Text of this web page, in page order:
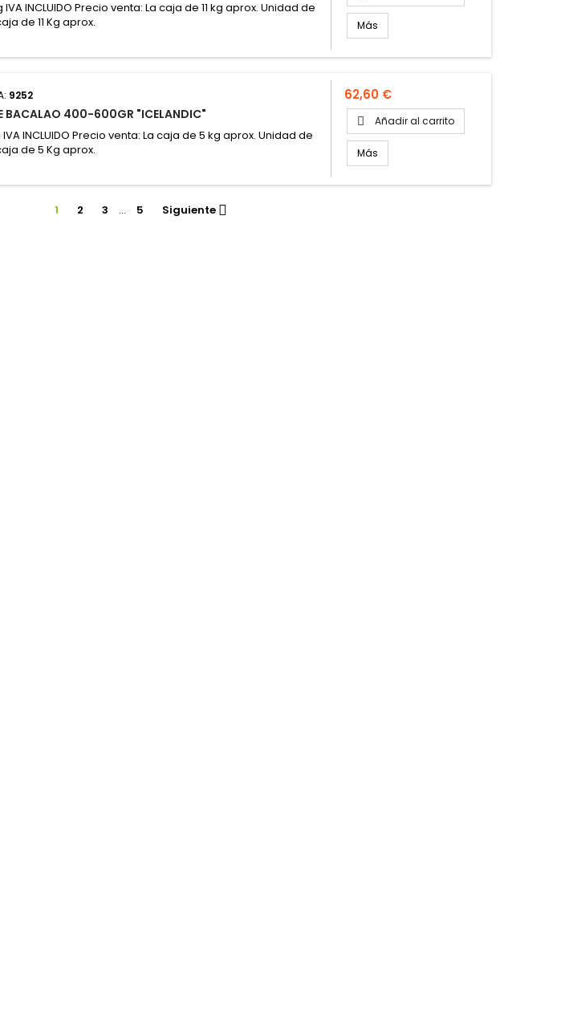
IVA INCLUIDO Precio venta: La caja de 11 kg aprox. Unidad de
de 11 Kg aprox.
Más
9252
BACALAO 400-600GR "ICELANDIC"
INCLUIDO Precio venta: La caja de 5 kg aprox. Unidad de
de 5 Kg aprox.
Precio
62,60 €
 Añadir al carrito
Más
1 2 3 … 5 Siguiente 